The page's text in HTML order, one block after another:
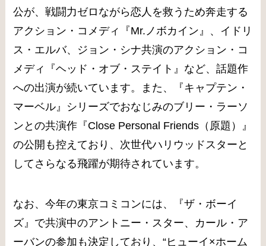
公が、戦闘力ゼロながら恋人を救うため奔走する
アクション・コメディ『Mr.ノボカイン』、イドリ
ス・エルバ、ジョン・シナ共演のアクション・コ
メディ『ヘッド・オブ・ステイト』など、話題作
への出演が続いています。また、『キャプテン・
マーベル』シリーズでおなじみのブリー・ラーソ
ンとの共演作『Close Personal Friends（原題）』
の公開も控えており、次世代ハリウッドスターと
してさらなる飛躍が期待されています。
なお、今年の東京コミコンには、『ザ・ボーイ
ズ』で共演中のアントニー・スター、カール・ア
ーバンの参加も決定しており、“ヒューイ×ホーム